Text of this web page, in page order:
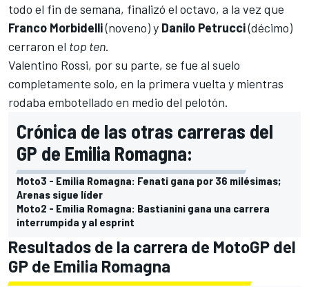
todo el fin de semana, finalizó el octavo, a la vez que
Franco Morbidelli(noveno) y Danilo Petrucci(décimo)
cerraron el top ten.
Valentino Rossi, por su parte, se fue al suelo
completamente solo, en la primera vuelta y mientras
rodaba embotellado en medio del pelotón.
Crónica de las otras carreras del
GP de Emilia Romagna:
Moto3 - Emilia Romagna: Fenati gana por 36 milésimas;
Arenas sigue líder
Moto2 - Emilia Romagna: Bastianini gana una carrera
interrumpida y al esprint
Resultados de la carrera de MotoGP del
GP de Emilia Romagna